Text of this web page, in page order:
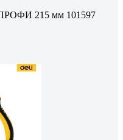
215 мм 101597